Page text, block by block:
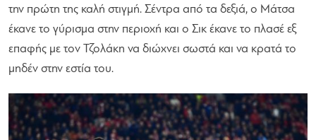
την πρώτη της καλή στιγμή. Σέντρα από τα δεξιά, ο Μάτσα
έκανε το γύρισμα στην περιοχή και ο Σικ έκανε το πλασέ εξ
επαφής με τον Τζολάκη να διώχνει σωστά και να κρατά το
μηδέν στην εστία του.